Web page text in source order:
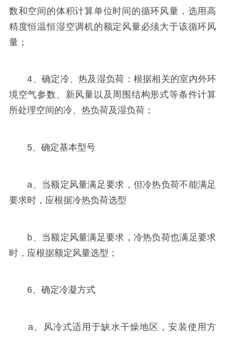
数和空间的体积计算单位时间的循环风量，选用高
精度恒温恒湿空调机的额定风量必须大于该循环风
量；
4、确定冷、热及湿负荷：根据相关的室内外环
境空气参数、新风量以及周围结构形式等条件计算
所处理空间的冷、热负荷及湿负荷；
5、确定基本型号
a、当额定风量满足要求，但冷热负荷不能满足
要求时，应根据冷热负荷选型
b、当额定风量满足要求，冷热负荷也满足要求
时，应根据额定风量选型；
6、确定冷凝方式
a、风冷式适用于缺水干燥地区，安装使用方